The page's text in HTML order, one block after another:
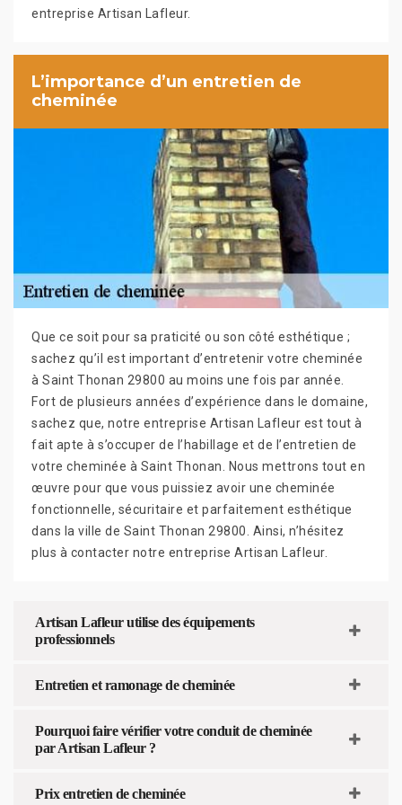
entreprise Artisan Lafleur.
L’importance d’un entretien de
cheminée
Que ce soit pour sa praticité ou son côté esthétique ;
sachez qu’il est important d’entretenir votre cheminée
à Saint Thonan 29800 au moins une fois par année.
Fort de plusieurs années d’expérience dans le domaine,
sachez que, notre entreprise Artisan Lafleur est tout à
fait apte à s’occuper de l’habillage et de l’entretien de
votre cheminée à Saint Thonan. Nous mettrons tout en
œuvre pour que vous puissiez avoir une cheminée
fonctionnelle, sécuritaire et parfaitement esthétique
dans la ville de Saint Thonan 29800. Ainsi, n’hésitez
plus à contacter notre entreprise Artisan Lafleur.
Artisan Lafleur utilise des équipements
professionnels
Entretien et ramonage de cheminée
Pourquoi faire vérifier votre conduit de cheminée
par Artisan Lafleur ?
Prix entretien de cheminée